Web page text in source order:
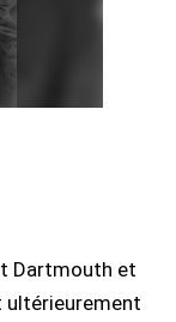
Dartmouth et
ultérieurement